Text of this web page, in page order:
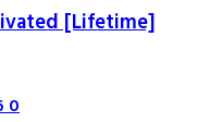
[Lifetime]
0